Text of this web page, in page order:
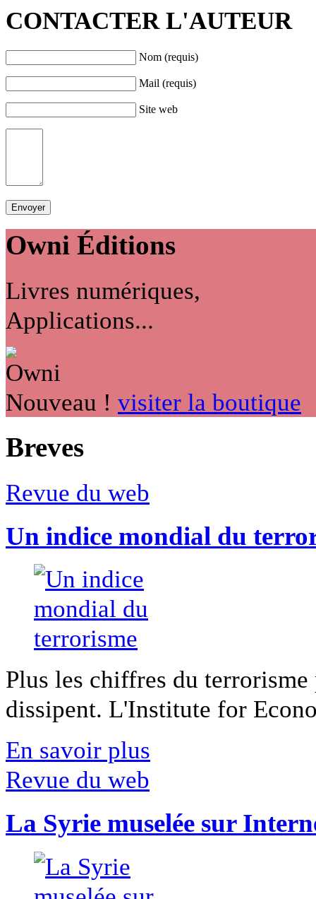
CONTACTER L'AUTEUR
Nom (requis)
Mail (requis)
Site web
Owni Éditions
Livres numériques,
Applications...
Nouveau ! visiter la boutique
Breves
Revue du web
Un indice mondial du
Plus les chiffres du
dissipent. L'Institute for
En savoir plus
Revue du web
La Syrie muselée sur